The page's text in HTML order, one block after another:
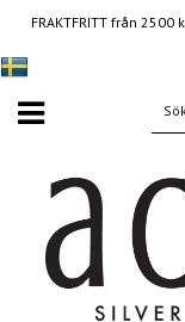
FRAKTFRITT från